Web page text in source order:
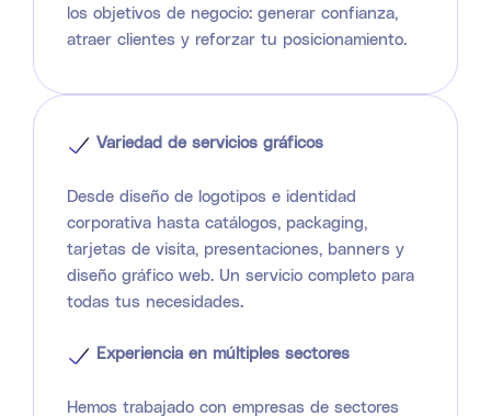
los objetivos de negocio: generar confianza,
atraer clientes y reforzar tu posicionamiento.
Variedad de servicios gráficos
Desde diseño de logotipos e identidad
corporativa hasta catálogos, packaging,
tarjetas de visita, presentaciones, banners y
diseño gráfico web. Un servicio completo para
todas tus necesidades.
Experiencia en múltiples sectores
Hemos trabajado con empresas de sectores